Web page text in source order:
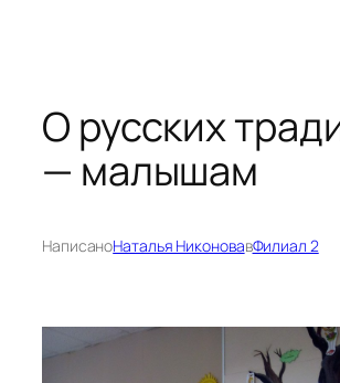
О русских
— малышам
НаписаноНаталья НиконовавФилиал 2